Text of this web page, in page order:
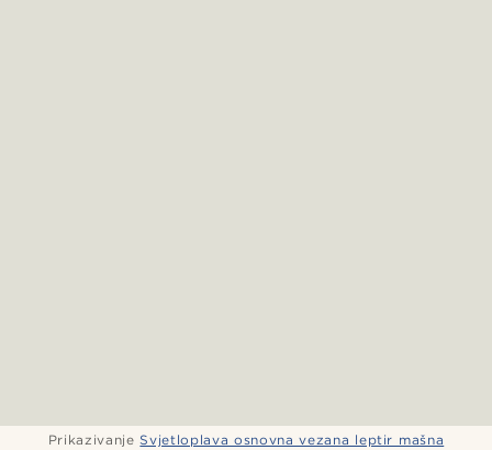
Prikazivanje Svjetloplava osnovna vezana leptir mašna